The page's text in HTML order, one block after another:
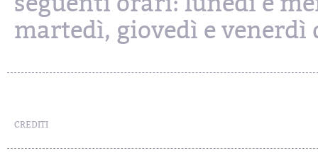
martedì, giovedì e venerdì
CREDITI